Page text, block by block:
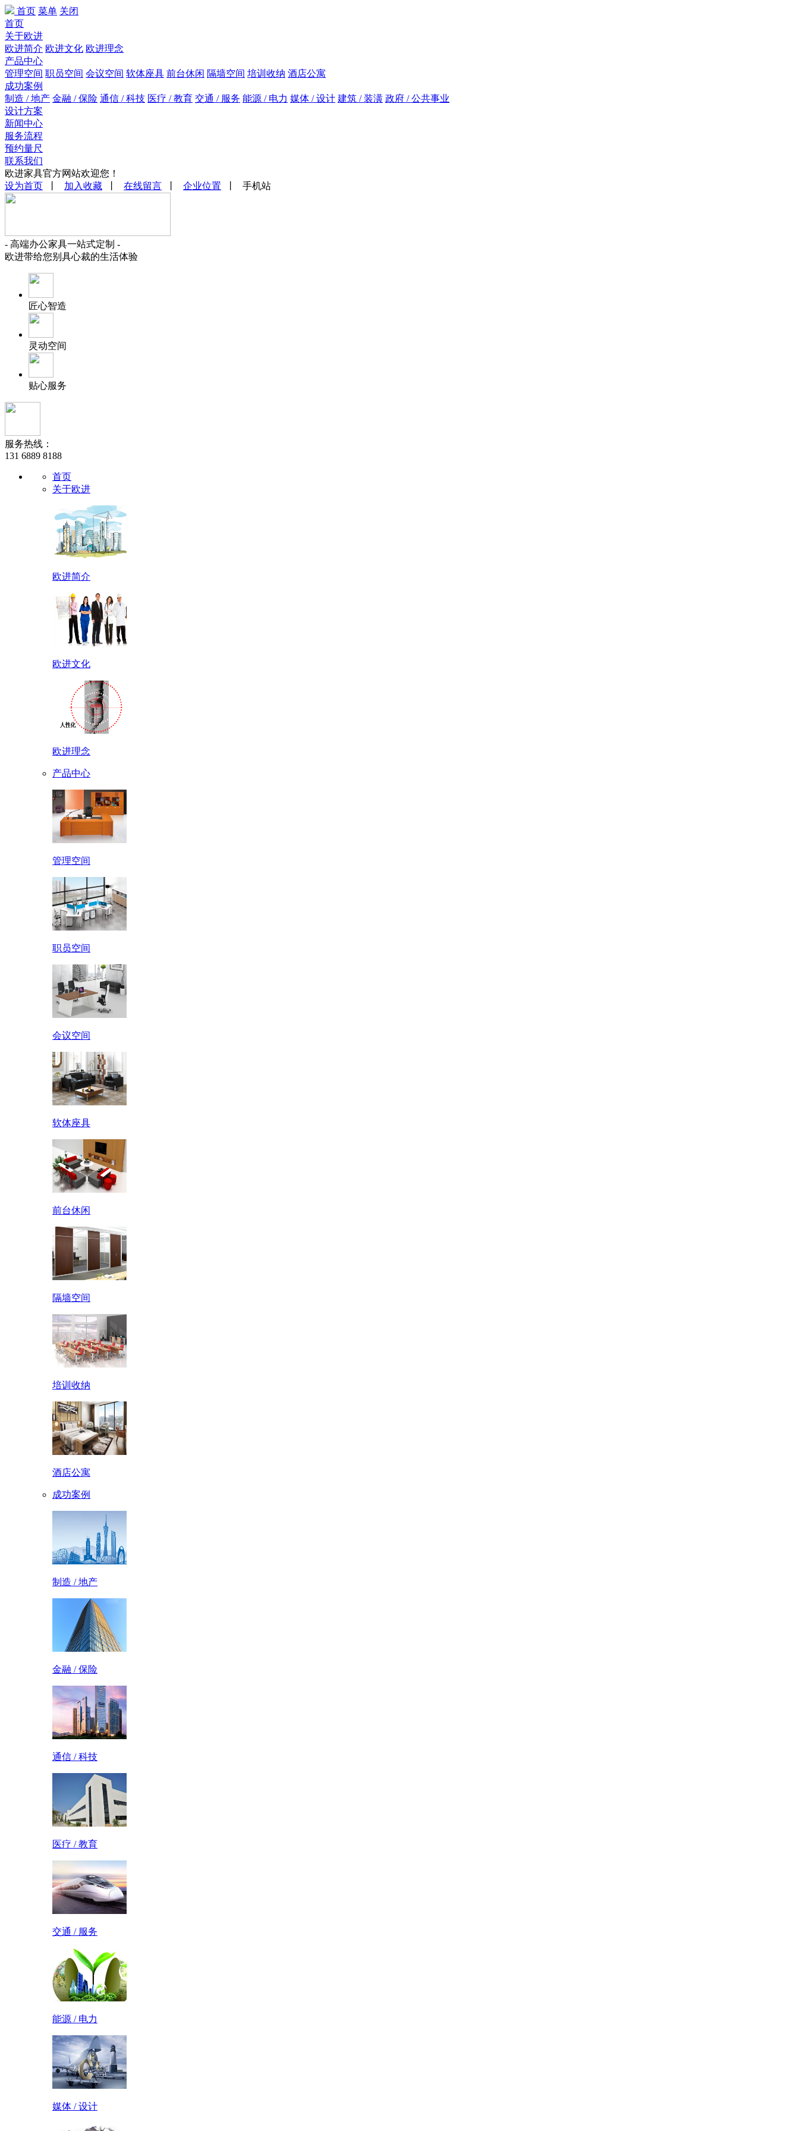
首页 菜单 关闭
首页
关于欧进
欧进简介 欧进文化 欧进理念
产品中心
管理空间 职员空间 会议空间 软体座具 前台休闲 隔墙空间 培训收纳 酒店公寓
成功案例
制造 / 地产 金融 / 保险 通信 / 科技 医疗 / 教育 交通 / 服务 能源 / 电力 媒体 / 设计 建筑 / 装潢 政府 / 公共事业
设计方案
新闻中心
服务流程
预约量尺
联系我们
欧进家具官方网站欢迎您！
设为首页
加入收藏 在线留言 企业位置 丨 手机站
- 高端办公家具一站式定制 -
欧进带给您别具心裁的生活体验
匠心智造
灵动空间
贴心服务
服务热线：
131 6889 8188
首页
关于欧进
欧进简介
欧进文化
欧进理念
产品中心
管理空间
职员空间
会议空间
软体座具
前台休闲
隔墙空间
培训收纳
酒店公寓
成功案例
制造 / 地产
金融 / 保险
通信 / 科技
医疗 / 教育
交通 / 服务
能源 / 电力
媒体 / 设计